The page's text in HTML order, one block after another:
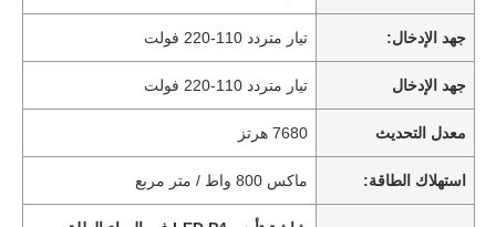
جهد الإدخال: تيار متردد 110-220 فولت
جهد الإدخال تيار متردد 110-220 فولت
معدل التحديث 7680 هرتز
استهلاك الطاقة: ماكس 800 واط / متر مربع